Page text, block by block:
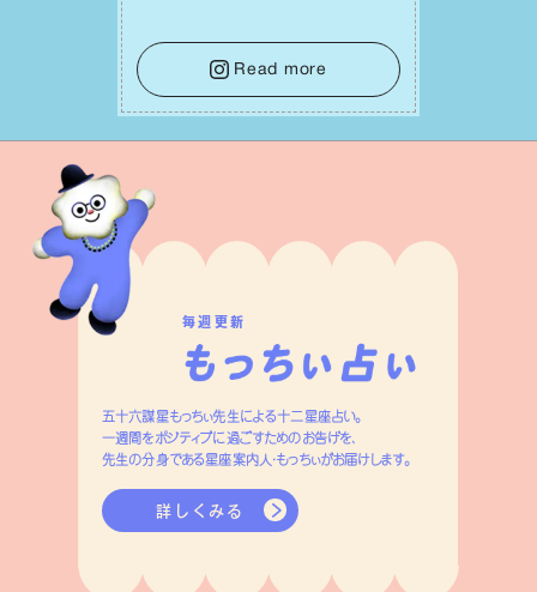
を踏み出すのに役⽴つはず。また、広い
意味での「癒し」や「治療」が必要な⽇で
もあり、特に⼈間関係の改善は課題の⼀
つです。
Read more
毎週更新
五十六謀星もっちぃ先生による十二星座占い。
一週間をポジティブに過ごすためのお告げを、
先生の分身である星座案内人・もっちぃがお届けします。
詳しくみる